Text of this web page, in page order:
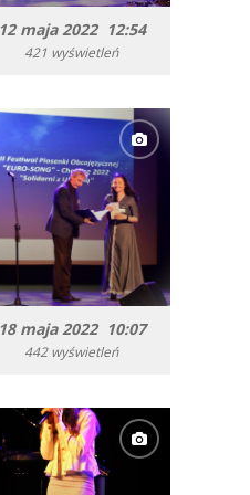
12 maja 2022 12:54
421 wyświetleń
18 maja 2022 10:07
442 wyświetleń